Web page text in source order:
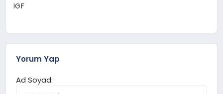
IGF
Yorum Yap
Ad Soyad: